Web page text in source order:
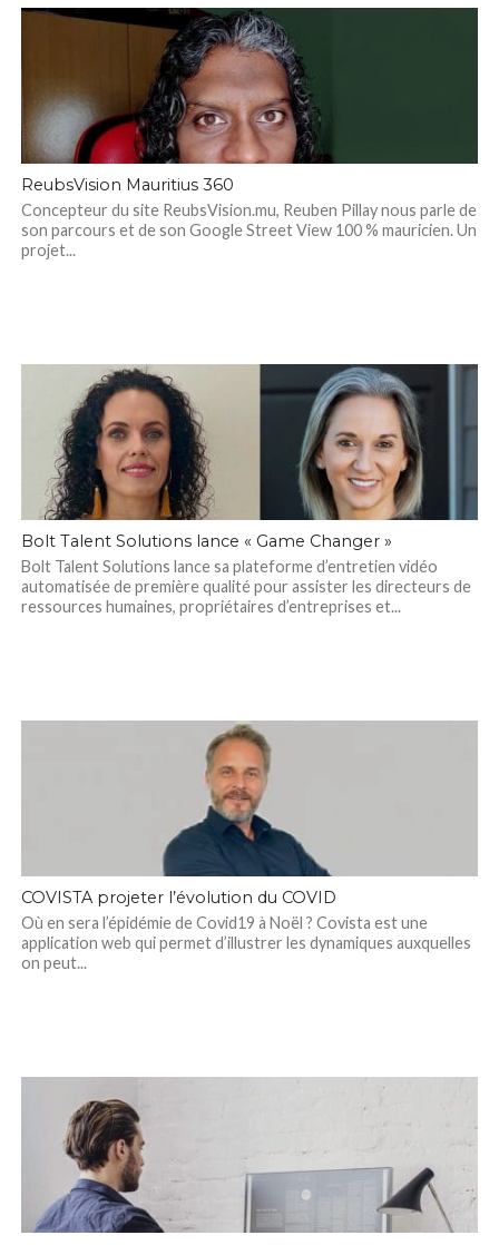
ReubsVision Mauritius 360
Concepteur du site ReubsVision.mu, Reuben Pillay nous parle de
son parcours et de son Google Street View 100 % mauricien. Un
projet...
Bolt Talent Solutions lance « Game Changer »
Bolt Talent Solutions lance sa plateforme d’entretien vidéo
automatisée de première qualité pour assister les directeurs de
ressources humaines, propriétaires d’entreprises et...
COVISTA projeter l’évolution du COVID
Où en sera l’épidémie de Covid19 à Noël ? Covista est une
application web qui permet d’illustrer les dynamiques auxquelles
on peut...